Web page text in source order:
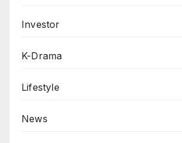
Investor
K-Drama
Lifestyle
News